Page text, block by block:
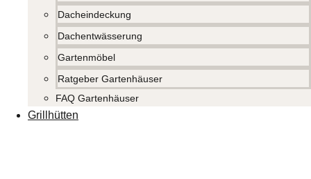
Dacheindeckung
Dachentwässerung
Gartenmöbel
Ratgeber Gartenhäuser
FAQ Gartenhäuser
Grillhütten